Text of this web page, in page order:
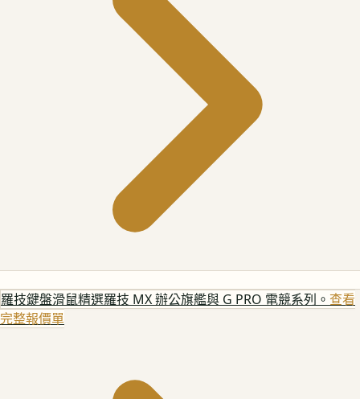
羅技鍵盤滑鼠精選羅技 MX 辦公旗艦與 G PRO 電競系列。 查看
完整報價單